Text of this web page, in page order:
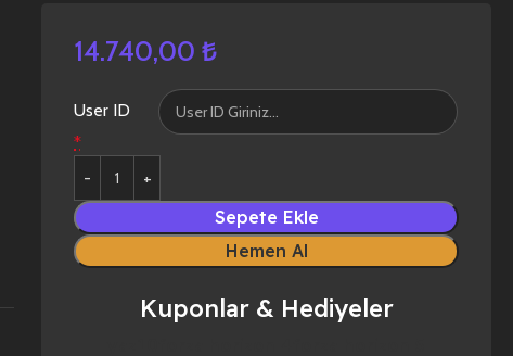
14.740,00₺
User ID
*
Sepete Ekle
Hemen Al
Kuponlar & Hediyeler